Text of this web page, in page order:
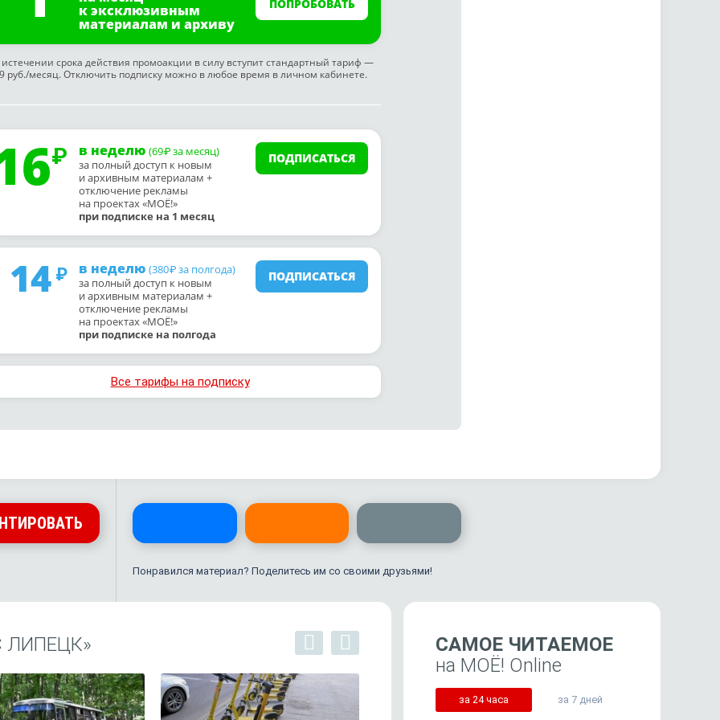
к эксклюзивным
материалам и архиву
ПОПРОБОВАТЬ
срока действия промоакции в силу вступит стандартный тариф —
руб./месяц. Отключить подписку можно в любое время в личном кабинете.
в неделю (69₽ за месяц)
за полный доступ к новым
и архивным материалам +
отключение рекламы
на проектах «МОЁ!»
при подписке на 1 месяц
ПОДПИСАТЬСЯ
14 в неделю (380₽ за полгода)
за полный доступ к новым
и архивным материалам +
отключение рекламы
на проектах «МОЁ!»
при подписке на полгода
ПОДПИСАТЬСЯ
Все тарифы на подписку
Понравился материал? Поделитесь им со своими друзьями!
САМОЕ ЧИТАЕМОЕ
на МОЁ! Online
за 24 часа за 7 дней